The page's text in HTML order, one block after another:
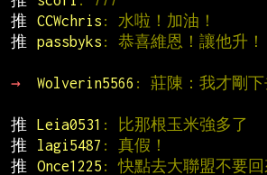
推
CCWchris : 水啦！加油！
推
passbyks : 恭喜維恩！讓他升！
→
Wolverin5566 : 莊陳：我才剛下
推
Leia0531 : 比那根玉米強多了
推
lagi5487 : 真假！
推
Once1225 : 快點去大聯盟不要回